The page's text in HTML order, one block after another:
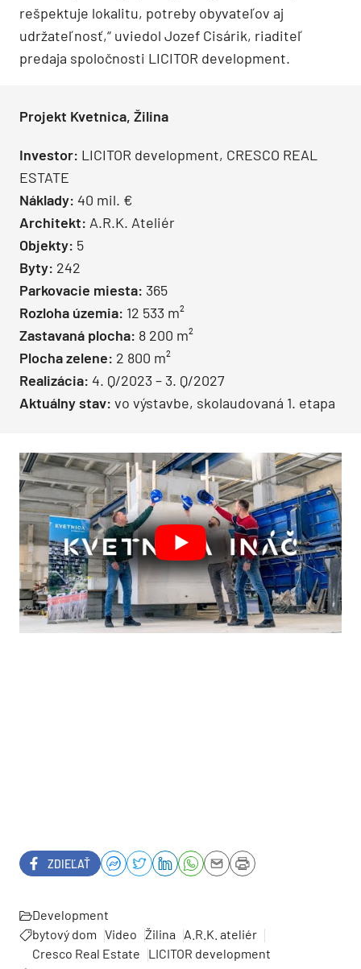
rešpektuje lokalitu, potreby obyvateľov aj
udržateľnosť,“ uviedol Jozef Cisárik, riaditeľ
predaja spoločnosti LICITOR development.
Projekt Kvetnica, Žilina
Investor: LICITOR development, CRESCO REAL
ESTATE
Náklady: 40 mil. €
Architekt: A.R.K. Ateliér
Objekty: 5
Byty: 242
Parkovacie miesta: 365
Rozloha územia: 12 533 m²
Zastavaná plocha: 8 200 m²
Plocha zelene: 2 800 m²
Realizácia: 4. Q/2023 – 3. Q/2027
Aktuálny stav: vo výstavbe, skolaudovaná 1. etapa
ZDIEĽAŤ
Development
bytový dom Video Žilina
A.R.K. ateliér
Cresco Real Estate
LICITOR development